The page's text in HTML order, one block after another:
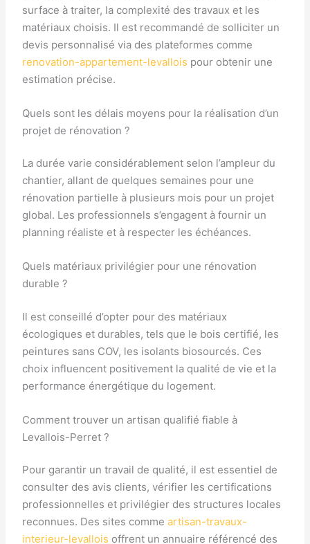
surface à traiter, la complexité des travaux et les
matériaux choisis. Il est recommandé de solliciter un
devis personnalisé via des plateformes comme
renovation-appartement-levallois pour obtenir une
estimation précise.
Quels sont les délais moyens pour la réalisation d’un
projet de rénovation ?
La durée varie considérablement selon l’ampleur du
chantier, allant de quelques semaines pour une
rénovation partielle à plusieurs mois pour un projet
global. Les professionnels s’engagent à fournir un
planning réaliste et à respecter les échéances.
Quels matériaux privilégier pour une rénovation
durable ?
Il est conseillé d’opter pour des matériaux
écologiques et durables, tels que le bois certifié, les
peintures sans COV, les isolants biosourcés. Ces
choix influencent positivement la qualité de vie et la
performance énergétique du logement.
Comment trouver un artisan qualifié fiable à
Levallois-Perret ?
Pour garantir un travail de qualité, il est essentiel de
consulter des avis clients, vérifier les certifications
professionnelles et privilégier des structures locales
reconnues. Des sites commeartisan-travaux-
interieur-levallois offrent un annuaire référencé des